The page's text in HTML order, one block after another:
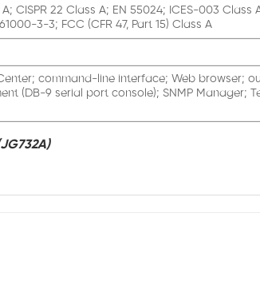
CISPR 22 Class A; EN 55024; ICES-003 Class
3-3; FCC (CFR 47, Part 15) Class A
command-line interface; Web browser;
(DB-9 serial port console); SNMP Manager;